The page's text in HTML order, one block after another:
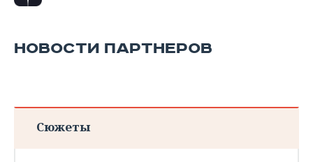
НОВОСТИ ПАРТНЕРОВ
Сюжеты